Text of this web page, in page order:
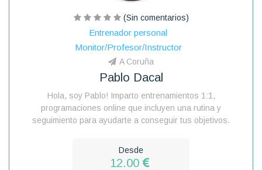
(Sin comentarios)
Entrenador personal
Monitor/Profesor/Instructor
A Coruña
Pablo Dacal
Hola, soy Pablo! Imparto entrenamientos 1:1,
programaciones online que incluyen una rutina y
seguimiento para ayudarte a conseguir tus objetivos.
Desde
12.00